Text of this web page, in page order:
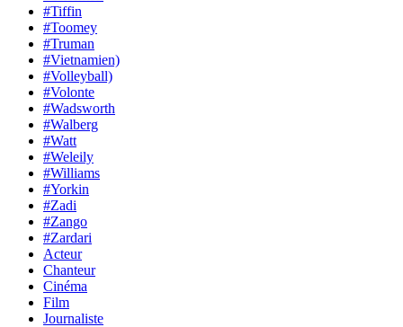
#Tiffin
#Toomey
#Truman
#Vietnamien)
#Volleyball)
#Volonte
#Wadsworth
#Walberg
#Watt
#Weleily
#Williams
#Yorkin
#Zadi
#Zango
#Zardari
Acteur
Chanteur
Cinéma
Film
Journaliste